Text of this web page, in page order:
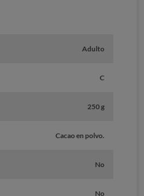
Adulto
C
250 g
Cacao en polvo.
No
No